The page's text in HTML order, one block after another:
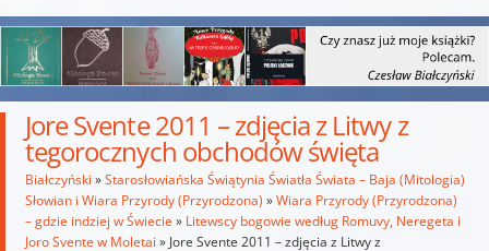
Jore Svente 2011 – zdjęcia z Litwy z
tegorocznych obchodów święta
Białczyński »Starosłowiańska Świątynia Światła Świata – Baja (Mitologia)
Słowian i Wiara Przyrody (Przyrodzona) »Wiara Przyrody (Przyrodzona)
– gdzie indziej w Świecie » Litewscy bogowie według Romuvy, Neregeta i
Joro Svente w Moletai » Jore Svente 2011 – zdjęcia z Litwy z